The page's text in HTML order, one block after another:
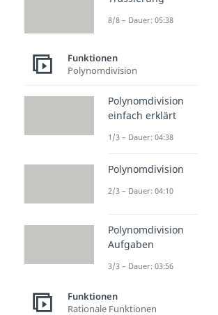
8/8 – Dauer: 05:38
Funktionen
Polynomdivision
Polynomdivision
einfach erklärt
1/3 – Dauer: 04:38
Polynomdivision
2/3 – Dauer: 04:10
Polynomdivision
Aufgaben
3/3 – Dauer: 03:56
Funktionen
Rationale Funktionen